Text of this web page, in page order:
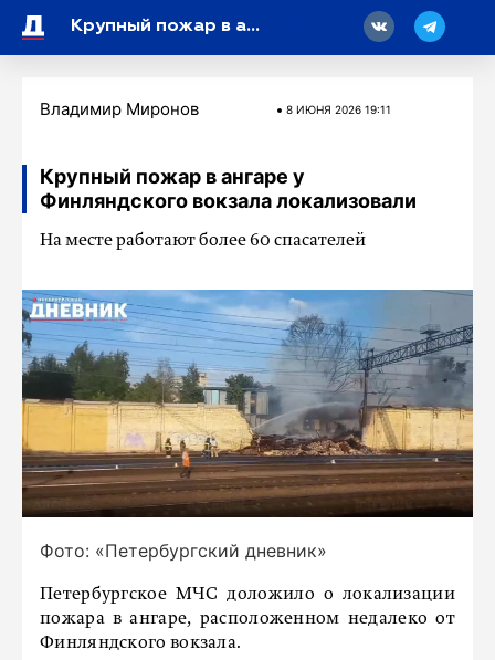
Крупный пожар в ангаре у Финляндского вокзала локализовали
Владимир Миронов 8 ИЮНЯ 2026 19:11
Крупный пожар в ангаре у
Финляндского вокзала локализовали
На месте работают более 60 спасателей
Фото: «Петербургский дневник»
Петербургское МЧС доложило о локализации
пожара в ангаре, расположенном недалеко от
Финляндского вокзала.